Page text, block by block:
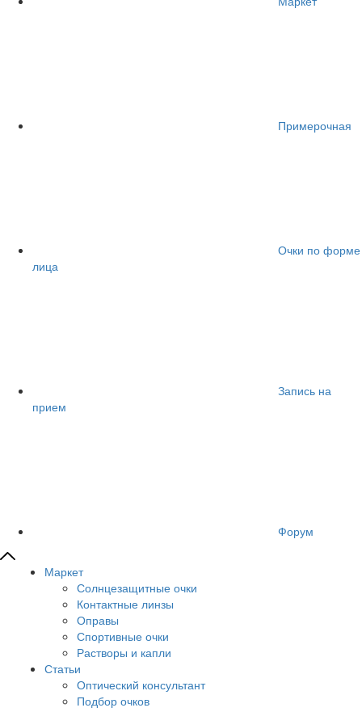
Примерочная
Очки по форме
лица
Запись на
прием
Форум
Маркет
Солнцезащитные очки
Контактные линзы
Оправы
Спортивные очки
Растворы и капли
Статьи
Оптический консультант
Подбор очков